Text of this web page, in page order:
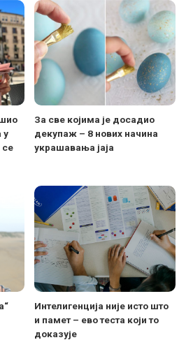
у
се
За све којима је досадио
декупаж – 8 нових начина
украшавања јаја
Интелигенција није исто што
и памет – ево теста који то
доказује